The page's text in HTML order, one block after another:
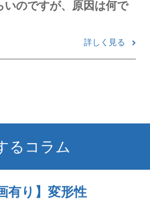
いのですが、原因は何で
詳しく見る
るコラム
有り】変形性